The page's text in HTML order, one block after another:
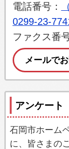
電話番号：
0299-23-
ファクス番
メールで
アンケート
石岡市ホーム
に、皆さまの